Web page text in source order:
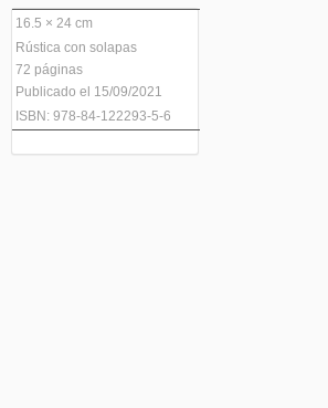
16.5 × 24 cm
Rústica con solapas
72 páginas
Publicado el 15/09/2021
ISBN: 978-84-122293-5-6